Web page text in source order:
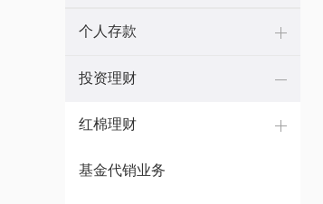
个人存款
投资理财
红棉理财
基金代销业务